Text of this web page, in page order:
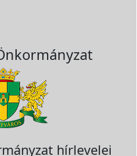
hírlevelei